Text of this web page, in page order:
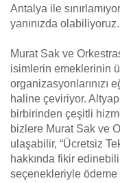
Antalya ile
yanınızda olabiliyoruz.
Murat Sak ve
isimlerin emeklerinin
organizasyonlarınızı
haline çeviriyor.
birbirinden çeşitli
bizlere Murat Sak ve
ulaşabilir, “Ücretsiz
hakkında fikir
seçenekleriyle ödeme